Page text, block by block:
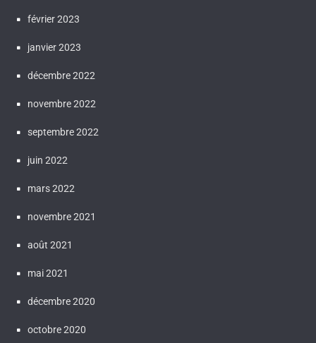
février 2023
janvier 2023
décembre 2022
novembre 2022
septembre 2022
juin 2022
mars 2022
novembre 2021
août 2021
mai 2021
décembre 2020
octobre 2020